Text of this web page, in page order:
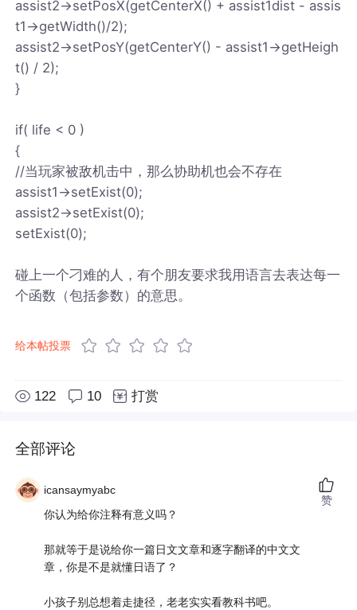
assist2->setPosX(getCenterX() + assist1dist - assis
t1->getWidth()/2);
assist2->setPosY(getCenterY() - assist1->getHeigh
t() / 2);
}
if( life < 0 )
{
//当玩家被敌机击中，那么协助机也会不存在
assist1->setExist(0);
assist2->setExist(0);
setExist(0);
碰上一个刁难的人，有个朋友要求我用语言去表达每一
个函数（包括参数）的意思。
给本帖投票
122 10 打赏
全部评论
icansaymyabc
你认为给你注释有意义吗？
那就等于是说给你一篇日文文章和逐字翻译的中文文
章，你是不是就懂日语了？
小孩子别总想着走捷径，老老实实看教科书吧。
赞